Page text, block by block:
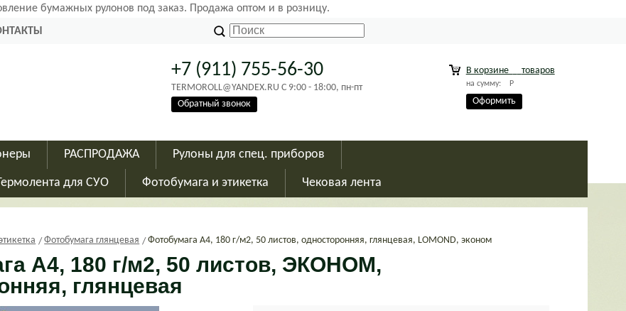
бумажных рулонов под заказ. Продажа оптом и в розницу.
+7 (911) 755-56-30
TERMOROLL@YANDEX.RU C 9:00 - 18:00, пн-пт
Обратный звонок
В корзине товаров
на сумму: Р
Оформить
РАСПРОДАЖА Рулоны для спец. приборов
для СУО Фотобумага и этикетка Чековая лента
Фотобумага глянцевая Фотобумага А4, 180 г/м2, 50 листов, односторонняя, глянцевая, LOMOND, эконом
А4, 180 г/м2, 50 листов, ЭКОНОМ,
глянцевая